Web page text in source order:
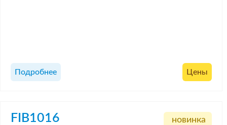
Подробнее Цены
FIB1016 новинка